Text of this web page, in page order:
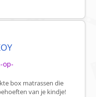
op-
box matrassen die
van je kindje!